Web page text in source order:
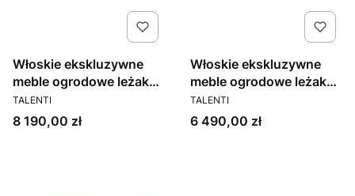
Włoskie ekskluzywne
meble ogrodowe leżak
bujany KOTT
PRODUCENT
TALENTI
Cena
8 190,00 zł
Włoskie ekskluzywne
meble ogrodowe leżak
Cleo
PRODUCENT
TALENTI
Cena
6 490,00 zł